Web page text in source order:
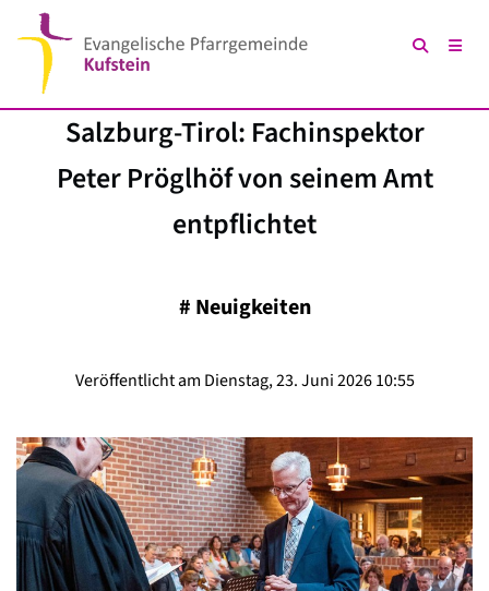
Salzburg-Tirol: Fachinspektor
Peter Pröglhöf von seinem Amt
entpflichtet
# Neuigkeiten
Veröffentlicht am Dienstag, 23. Juni 2026 10:55